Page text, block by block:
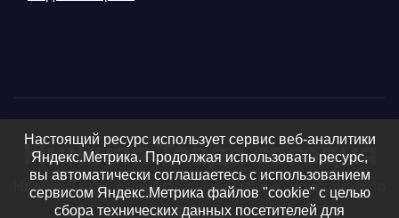
Нижняя Тавда сегодня
Нижняя Тавда, Нижнетавдинский район - новости, фото
и видео
Настоящий ресурс использует сервис веб-аналитики
Яндекс.Метрика. Продолжая использовать ресурс,
вы автоматически соглашаетесь с использованием
сервисом Яндекс.Метрика файлов "cookie" с целью
сбора технических данных посетителей для